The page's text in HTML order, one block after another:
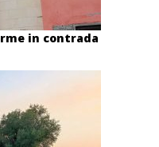
in contrada